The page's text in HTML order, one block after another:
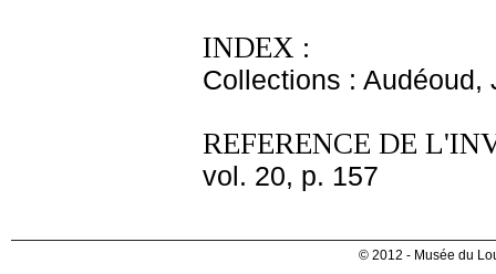
INDEX :
Collections : Audéoud,
REFERENCE DE
vol. 20, p. 157
© 2012 - Musée du